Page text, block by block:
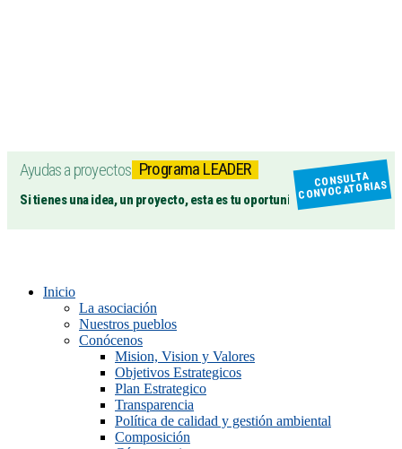
Ayudas a proyectos Programa LEADER
Si tienes una idea, un proyecto, esta es tu oportunidad
CONSULTA
CONVOCATORIAS
Inicio
La asociación
Nuestros pueblos
Conócenos
Mision, Vision y Valores
Objetivos Estrategicos
Plan Estrategico
Transparencia
Política de calidad y gestión ambiental
Composición